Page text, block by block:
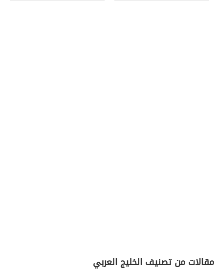
مقالات من تصنيف الخليج العربي